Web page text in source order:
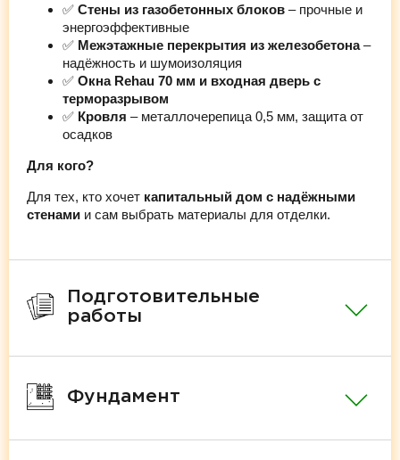
✅ Стены из газобетонных блоков – прочные и
энергоэффективные
✅ Межэтажные перекрытия из железобетона–
надёжность и шумоизоляция
✅ Окна Rehau 70 мм и входная дверь с
терморазрывом
✅ Кровля – металлочерепица 0,5 мм, защита от
осадков
Для кого?
Для тех, кто хочет капитальный дом с надёжными
стенами и сам выбрать материалы для отделки.
Подготовительные
работы
Фундамент